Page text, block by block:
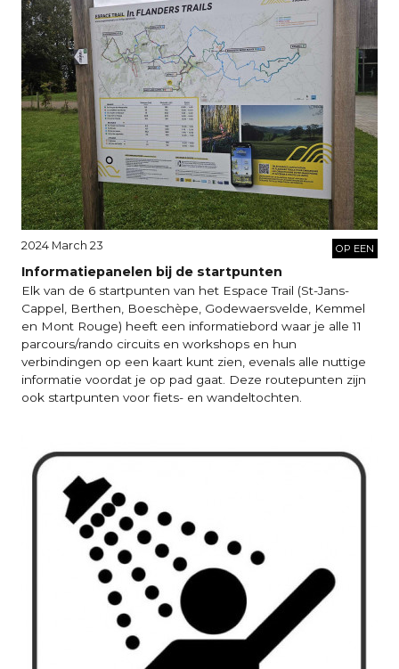
2024 March 23 OP EEN
Informatiepanelen bij de startpunten
Elk van de 6 startpunten van het Espace Trail (St-Jans-
Cappel, Berthen, Boeschèpe, Godewaersvelde, Kemmel
en Mont Rouge) heeft een informatiebord waar je alle 11
parcours/rando circuits en workshops en hun
verbindingen op een kaart kunt zien, evenals alle nuttige
informatie voordat je op pad gaat. Deze routepunten zijn
ook startpunten voor fiets- en wandeltochten.